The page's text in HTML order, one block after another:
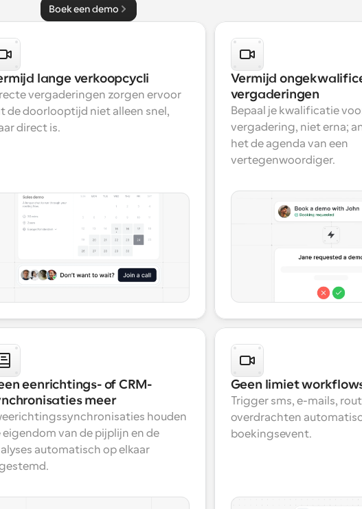
Boek een demo
lange verkoopcycli
vergaderingen zorgen ervoor
de doorlooptijd niet alleen snel,
direct is.
Vermijd
vergaderingen
Bepaal je kwalificatie
vergadering, niet erna;
het de agenda van een
vertegenwoordiger.
eenrichtings- of CRM-
meer
houden
eigendom van de pijplijn en de
automatisch op elkaar
Geen limiet
Trigger sms, e-mails,
overdrachten
boekingsevent.